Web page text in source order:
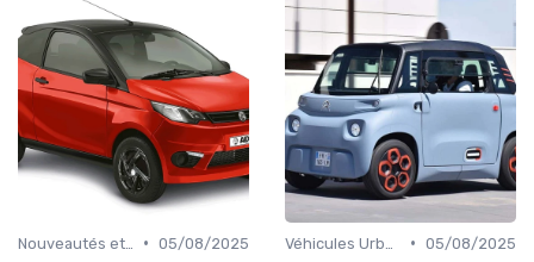
• 05/08/2025
• 05/08/2025